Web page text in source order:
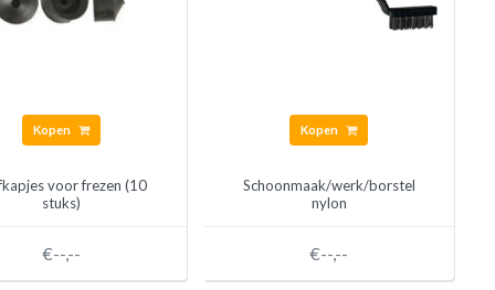
Kopen
voor frezen (10
stuks)
€--,--
Kopen
Schoonmaak/werk/borstel
nylon
€--,--